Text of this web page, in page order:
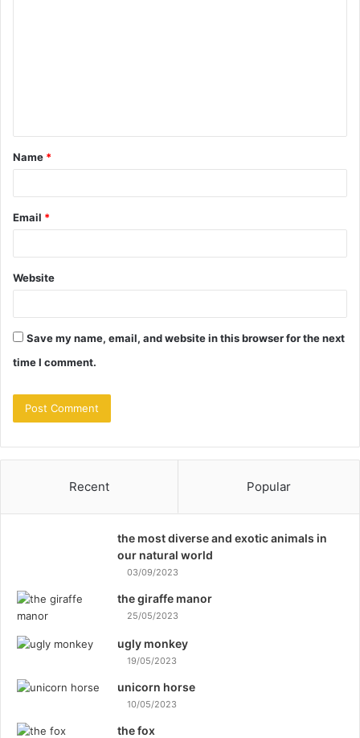
t
*
Name *
Email *
Website
Save my name, email, and website in this browser for the next
time I comment.
Recent Popular
the most diverse and exotic animals in
our natural world
03/09/2023
the giraffe manor
25/05/2023
ugly monkey
19/05/2023
unicorn horse
10/05/2023
the fox